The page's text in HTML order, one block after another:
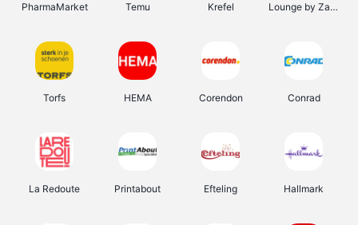
PharmaMarket Temu Krefel Lounge by Zalando
Torfs HEMA Corendon Conrad
La Redoute Printabout Efteling Hallmark